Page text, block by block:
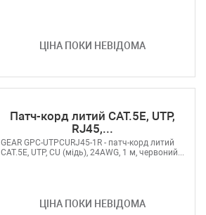
ЦІНА ПОКИ НЕВІДОМА
Патч-корд литий САТ.5E, UTP,
RJ45,...
ЦІНА ПОКИ НЕВІДОМА
GEAR GPC-UTPCURJ45-1R - патч-корд литий
САТ.5E, UTP, CU (мідь), 24AWG, 1 м, червоний...